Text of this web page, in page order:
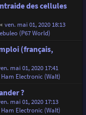
des cellules
ven. mai 01, 2020 18:13
(P67 World)
(français,
mai 01, 2020 17:41
Electronic (Walt)
?
mai 01, 2020 17:13
Electronic (Walt)